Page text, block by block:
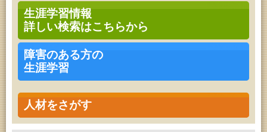
生涯学習情報
詳しい検索はこちらから
障害のある方の
生涯学習
人材をさがす
高齢者教育「南星大学」
2026年08月08日 (秋田市)
青少年・家庭・成人教育「不思議アートのぞき箱ワ
ークショップ」
2026年08月08日 (秋田市)
乳幼児・青少年教育「朝のこどもとしょかんタイ
ム」
2026年08月08日 (秋田市)
乳幼児教育「フォンテ文庫のおはなし会」
2026年08月08日 (秋田市)
乳幼児教育・青少年教育「おりがみの会」
2026年08月08日 (秋田市)